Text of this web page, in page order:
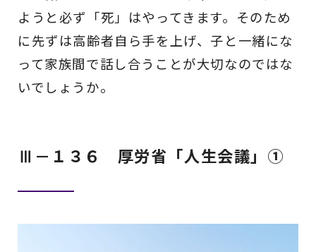
ようと必ず「死」はやってきます。そのため
に先ずは高齢者自ら手を上げ、子と一緒にな
って家族間で話し合うことが大切なのではな
いでしょうか。
Ⅲ－１３６ 厚労省「人生会議」①